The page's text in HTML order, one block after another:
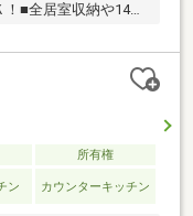
■全居室収納や14帖
所有権
ン カウンターキッチン